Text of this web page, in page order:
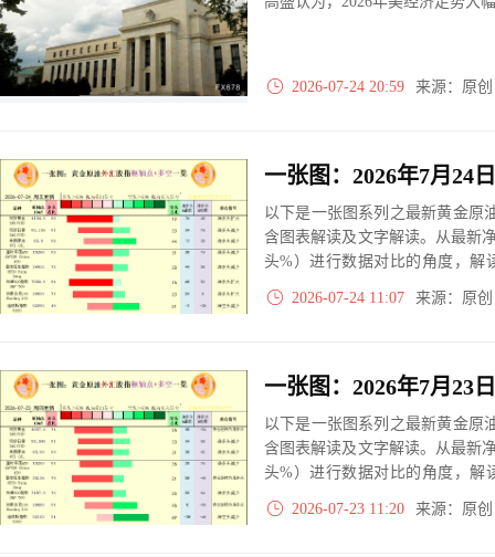
2026-07-24 20:59 来源：原
以下是一张图系列之最新黄金原
含图表解读及文字解读。从最新
头%）进行数据对比的角度，解
大、净多头减小、净空头无变
实际数据对比结果对应展示其中
2026-07-24 11:07 来源：原
以下是一张图系列之最新黄金原
含图表解读及文字解读。从最新
头%）进行数据对比的角度，解
大、净多头减小、净空头无变
实际数据对比结果对应展示其中
2026-07-23 11:20 来源：原